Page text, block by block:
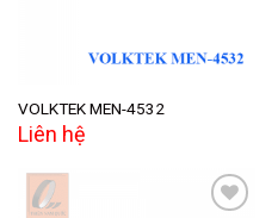
VOLKTEK MEN-4532
Liên hệ